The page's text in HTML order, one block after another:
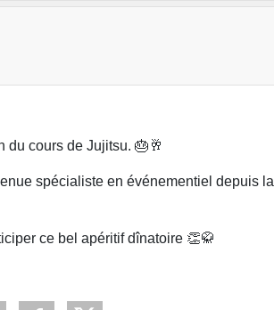
du cours de Jujitsu. 🎂🥂
spécialiste en événementiel depuis la
ce bel apéritif dînatoire 👏🥋